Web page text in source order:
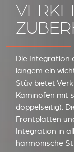
Die Integration
langem ein
Stûv bietet
Kaminöfen mit
doppelseitig).
Frontplatten
Integration in
harmonische